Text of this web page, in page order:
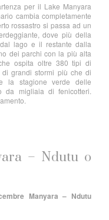
per il Lake Manyara
cambia completamente
rossastro si passa ad un
dove più della
lago e il restante dalla
dei parchi con la più alta
ospita oltre 380 tipi di
grandi stormi più che di
la stagione verde delle
migliaia di fenicotteri.
– Ndutu o
Manyara – Ndutu